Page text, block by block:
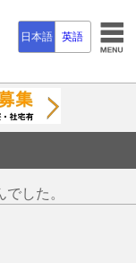
日本語 英語
した。